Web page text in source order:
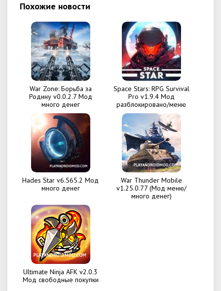
Похожие новости
War Zone: Борьба за
Родину v0.0.2.7 Мод
много денег
Space Stars: RPG Survival
Pro v1.9.4 Мод
разблокировано/меню
Hades Star v6.565.2 Мод
много денег
War Thunder Mobile
v1.25.0.77 (Мод меню/
много денег)
Ultimate Ninja AFK v2.0.3
Мод свободные покупки